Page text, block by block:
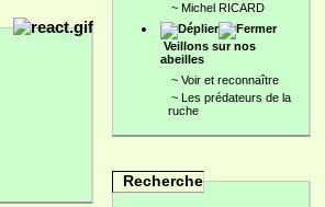
~ Michel RICARD
Veillons sur nos
abeilles
~ Voir et reconnaître
~ Les prédateurs de la
ruche
Recherche